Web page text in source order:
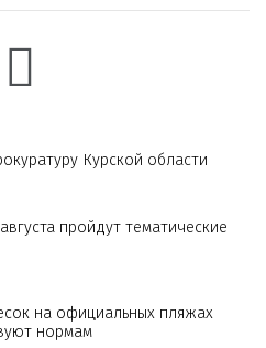
Курской области
пройдут тематические
на официальных пляжах
нормам